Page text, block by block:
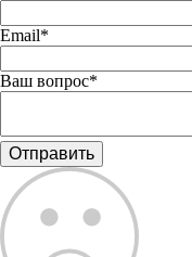
Email*
Ваш вопрос*